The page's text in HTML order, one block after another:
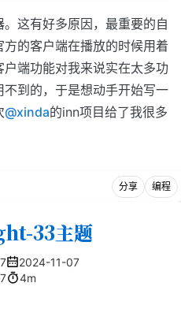
这有好多原因，最重要的自
的客户端在播放的时候用着
端功能对我来说实在太多功
到的，于是想动手开始写一
@xinda的inn项目给了我很多
分享 编程
33主题
2024-11-07
4m